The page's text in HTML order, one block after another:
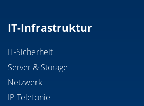
IT-Infrastruktur
IT-Sicherheit
Server & Storage
Netzwerk
IP-Telefonie